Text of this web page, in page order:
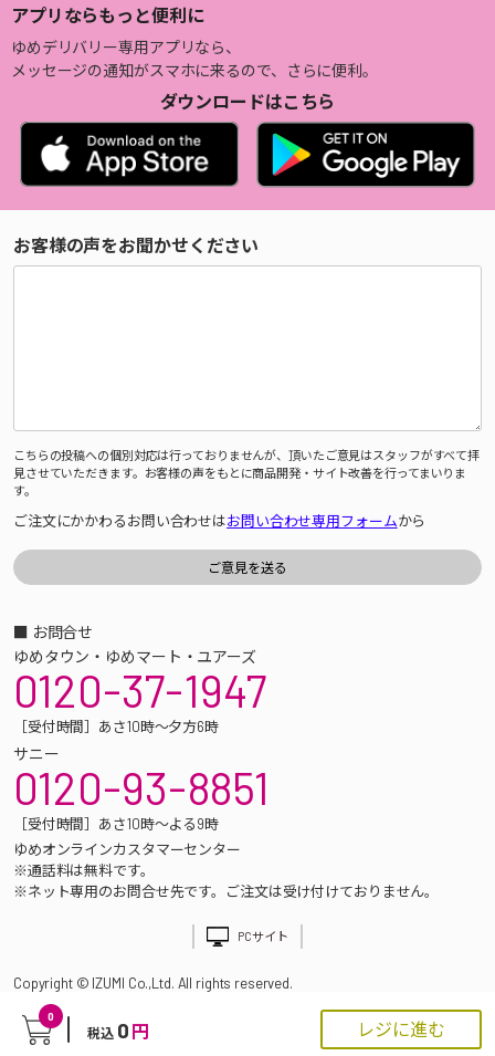
0
税込 0 円 レジに進む
アプリならもっと便利に
ゆめデリバリー専用アプリなら、
メッセージの通知がスマホに来るので、さらに便利。
ダウンロードはこちら
お客様の声をお聞かせください
こちらの投稿への個別対応は行っておりませんが、頂いたご意見はスタッフがすべて拝
見させていただきます。お客様の声をもとに商品開発・サイト改善を行ってまいりま
す。
ご注文にかかわるお問い合わせはお問い合わせ専用フォームから
■ お問合せ
ゆめタウン・ゆめマート・ユアーズ
0120-37-1947
［受付時間］あさ10時～夕方6時
サニー
0120-93-8851
［受付時間］あさ10時～よる9時
ゆめオンラインカスタマーセンター
※通話料は無料です。
※ネット専用のお問合せ先です。ご注文は受け付けておりません。
PCサイト
Copyright © IZUMI Co.,Ltd. All rights reserved.